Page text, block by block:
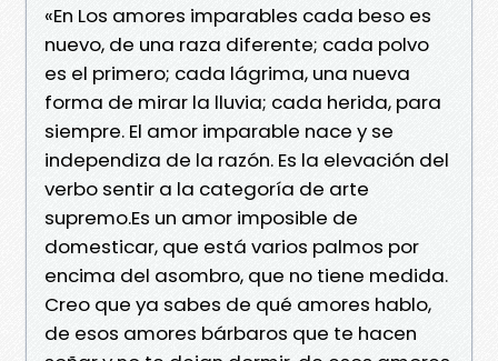
«En Los amores imparables cada beso es
nuevo, de una raza diferente; cada polvo
es el primero; cada lágrima, una nueva
forma de mirar la lluvia; cada herida, para
siempre. El amor imparable nace y se
independiza de la razón. Es la elevación del
verbo sentir a la categoría de arte
supremo.Es un amor imposible de
domesticar, que está varios palmos por
encima del asombro, que no tiene medida.
Creo que ya sabes de qué amores hablo,
de esos amores bárbaros que te hacen